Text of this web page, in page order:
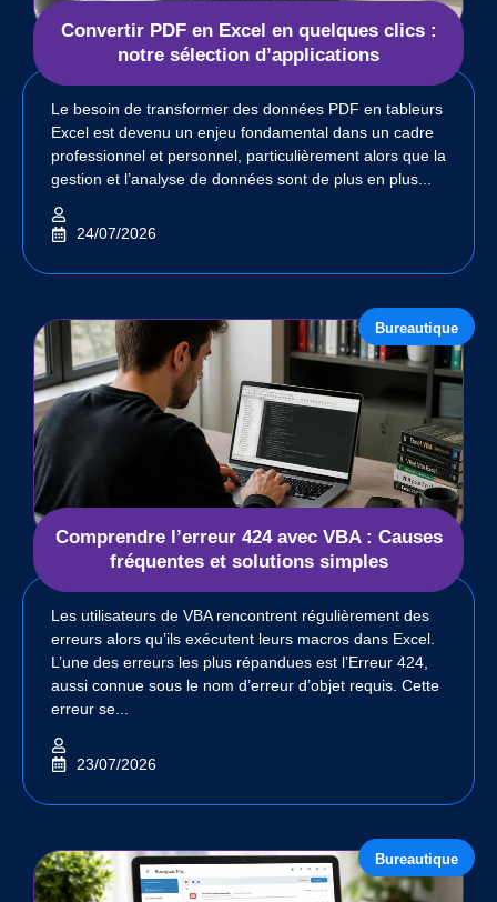
Convertir PDF en Excel en quelques clics :
notre sélection d’applications
Le besoin de transformer des données PDF en tableurs
Excel est devenu un enjeu fondamental dans un cadre
professionnel et personnel, particulièrement alors que la
gestion et l’analyse de données sont de plus en plus...
24/07/2026
Bureautique
Comprendre l’erreur 424 avec VBA : Causes
fréquentes et solutions simples
Les utilisateurs de VBA rencontrent régulièrement des
erreurs alors qu’ils exécutent leurs macros dans Excel.
L’une des erreurs les plus répandues est l’Erreur 424,
aussi connue sous le nom d’erreur d’objet requis. Cette
erreur se...
23/07/2026
Bureautique